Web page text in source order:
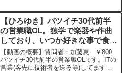
らせていただきます。ちなみに前回の質
問後、夫婦で1週...
【ひろゆき】バツイチ30代前半
の営業職OL。独学で楽器や作曲
しており、いつか好きな事で食べ
たいと思ってますが、営業を極め
るのと音楽を頑張るの、どちらが
生涯年収がマシでしょうか、ー
【動画の概要】質問者：加藤恵 ￥800
バツイチ30代前半の営業職OLです。ITの
営業(客先に技術者を送る等)してます